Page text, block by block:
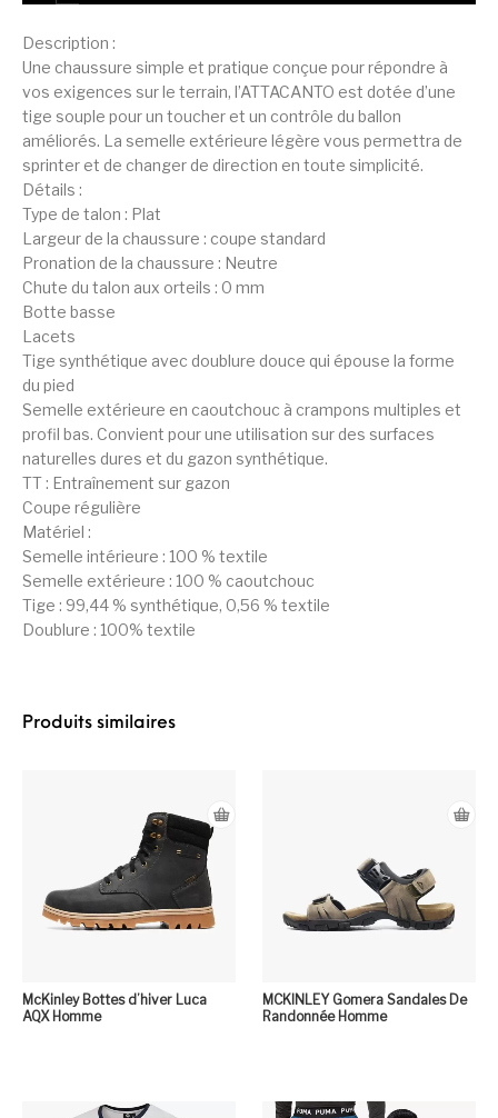
Description :
Une chaussure simple et pratique conçue pour répondre à
vos exigences sur le terrain, l’ATTACANTO est dotée d’une
tige souple pour un toucher et un contrôle du ballon
améliorés. La semelle extérieure légère vous permettra de
sprinter et de changer de direction en toute simplicité.
Détails :
Type de talon : Plat
Largeur de la chaussure : coupe standard
Pronation de la chaussure : Neutre
Chute du talon aux orteils : 0 mm
Botte basse
Lacets
Tige synthétique avec doublure douce qui épouse la forme
du pied
Semelle extérieure en caoutchouc à crampons multiples et
profil bas. Convient pour une utilisation sur des surfaces
naturelles dures et du gazon synthétique.
TT : Entraînement sur gazon
Coupe régulière
Matériel :
Semelle intérieure : 100 % textile
Semelle extérieure : 100 % caoutchouc
Tige : 99,44 % synthétique, 0,56 % textile
Doublure : 100% textile
Produits similaires
McKinley Bottes d’hiver Luca
AQX Homme
MCKINLEY Gomera Sandales De
Randonnée Homme